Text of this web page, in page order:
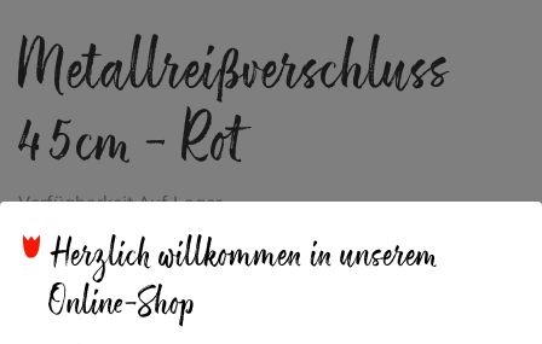
Herzlich willkommen in unserem
Online-Shop
der
Bildgalerie
springen
Metallreißverschluss
45cm - Rot
VerfügbarkeitAuf Lager
5,00 €
STÜCK